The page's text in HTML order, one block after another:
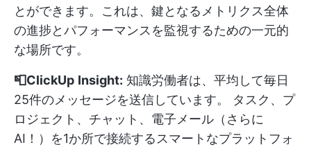
とができます。これは、鍵となるメトリクス全体
の進捗とパフォーマンスを監視するための一元的
な場所です。
📮ClickUp Insight: 知識労働者は、平均して毎日
25件のメッセージを送信しています。 タスク、プ
ロジェクト、チャット、電子メール（さらに
AI！）を1か所で接続するスマートなプラットフォ